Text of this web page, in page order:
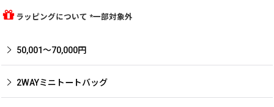
ラッピングについて *一部対象外
50,001〜70,000円
2WAYミニトートバッグ